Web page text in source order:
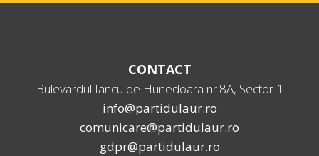
CONTACT
Bulevardul Iancu de Hunedoara nr.8A, Sector 1
info@partidulaur.ro
comunicare@partidulaur.ro
gdpr@partidulaur.ro